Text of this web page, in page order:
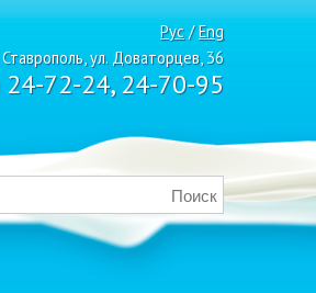
Рус /Eng
Ставрополь, ул. Доваторцев, 36
24-72-24, 24-70-95